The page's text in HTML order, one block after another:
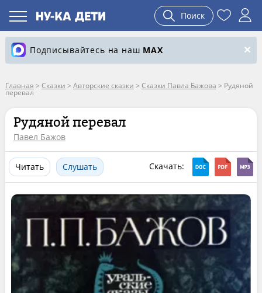
Поиск
Подписывайтесь на наш MAX
Главная > Сказки > Авторские сказки > Сказки Павла Бажова > Рудяной
перевал
Рудяной перевал
Павел Бажов
Читать Слушать Скачать: